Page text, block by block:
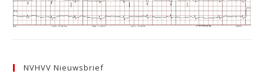
NVHVV Nieuwsbrief